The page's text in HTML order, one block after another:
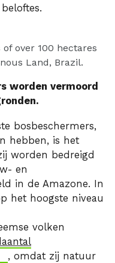
over 100 hectares
Land, Brazil.
worden vermoord
bosbeschermers,
hebben, is het
worden bedreigd
en
in de Amazone. In
het hoogste niveau
volken
, omdat zij natuur